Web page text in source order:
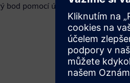
bod pomocí úplné datové linie,